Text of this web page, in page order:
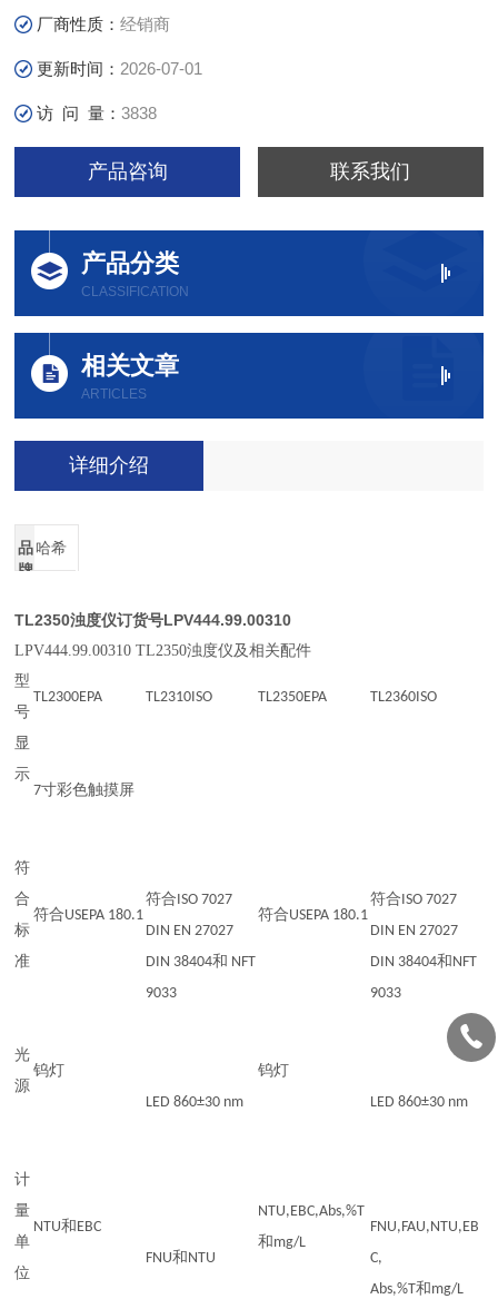
厂商性质：经销商
更新时间： 2026-07-01
访 问 量：3838
产品咨询 联系我们
产品分类
CLASSIFICATION
相关文章
ARTICLES
详细介绍
品
牌
哈希
TL2350浊度仪订货号LPV444.99.00310
LPV444.99.00310 TL2350浊度仪及相关配件
型
号
TL2300EPA TL2310ISO TL2350EPA TL2360ISO
显
示
7寸彩色触摸屏
符
合
标
准
符合USEPA 180.1
符合ISO 7027
DIN EN 27027
DIN 38404和 NFT
9033
符合USEPA 180.1
符合ISO 7027
DIN EN 27027
DIN 38404和NFT
9033
光
源
钨灯
LED 860±30 nm
钨灯
LED 860±30 nm
计
量
单
位
NTU和EBC
FNU和NTU
NTU,EBC,Abs,%T
和mg/L
FNU,FAU,NTU,EB
C,
Abs,%T和mg/L